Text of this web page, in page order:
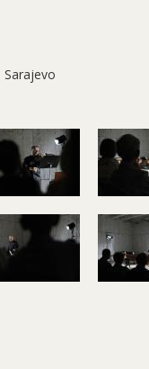
Sarajevo